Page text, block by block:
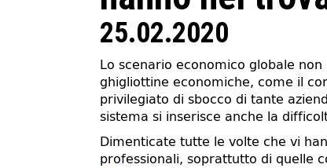
25.02.2020
Lo scenario economico globale
ghigliottine economiche, come il
privilegiato di sbocco di tante
sistema si inserisce anche la
Dimenticate tutte le volte che vi
professionali, soprattutto di quelle